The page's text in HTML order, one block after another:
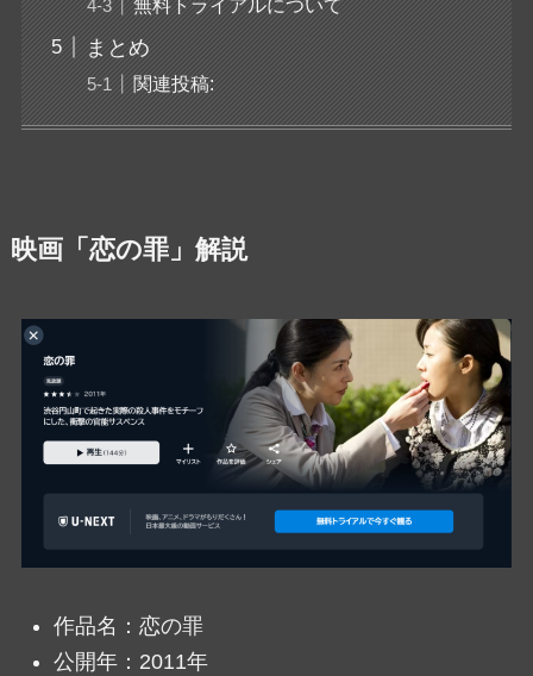
無料トライアルについて
まとめ
関連投稿:
映画「恋の罪」解説
作品名：恋の罪
公開年：2011年